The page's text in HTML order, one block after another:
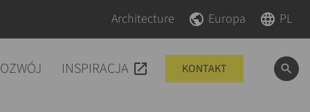
Pomiń nawigacje
Architecture Pomiń nawigacje Europa PL
INSPIRACJA KONTAKT